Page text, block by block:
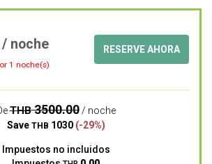
noche
1 noche(s)
RESERVE AHORA
THB3500.00/ noche
Save THB 1030 (-29%)
Impuestos no incluidos